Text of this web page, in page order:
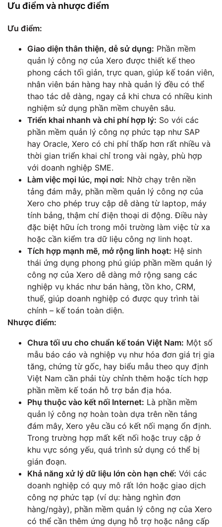
Ưu điểm và nhược điểm
Ưu điểm:
Giao diện thân thiện, dễ sử dụng: Phần mềm
quản lý công nợ của Xero được thiết kế theo
phong cách tối giản, trực quan, giúp kế toán viên,
nhân viên bán hàng hay nhà quản lý đều có thể
thao tác dễ dàng, ngay cả khi chưa có nhiều kinh
nghiệm sử dụng phần mềm chuyên sâu.
Triển khai nhanh và chi phí hợp lý: So với các
phần mềm quản lý công nợ phức tạp như SAP
hay Oracle, Xero có chi phí thấp hơn rất nhiều và
thời gian triển khai chỉ trong vài ngày, phù hợp
với doanh nghiệp SME.
Làm việc mọi lúc, mọi nơi: Nhờ chạy trên nền
tảng đám mây, phần mềm quản lý công nợ của
Xero cho phép truy cập dễ dàng từ laptop, máy
tính bảng, thậm chí điện thoại di động. Điều này
đặc biệt hữu ích trong môi trường làm việc từ xa
hoặc cần kiểm tra dữ liệu công nợ linh hoạt.
Tích hợp mạnh mẽ, mở rộng linh hoạt: Hệ sinh
thái ứng dụng phong phú giúp phần mềm quản lý
công nợ của Xero dễ dàng mở rộng sang các
nghiệp vụ khác như bán hàng, tồn kho, CRM,
thuế, giúp doanh nghiệp có được quy trình tài
chính – kế toán toàn diện.
Nhược điểm:
Chưa tối ưu cho chuẩn kế toán Việt Nam: Một số
mẫu báo cáo và nghiệp vụ như hóa đơn giá trị gia
tăng, chứng từ gốc, hay biểu mẫu theo quy định
Việt Nam cần phải tùy chỉnh thêm hoặc tích hợp
phần mềm kế toán hỗ trợ bản địa hóa.
Phụ thuộc vào kết nối Internet: Là phần mềm
quản lý công nợ hoàn toàn dựa trên nền tảng
đám mây, Xero yêu cầu có kết nối mạng ổn định.
Trong trường hợp mất kết nối hoặc truy cập ở
khu vực sóng yếu, quá trình sử dụng có thể bị
gián đoạn.
Khả năng xử lý dữ liệu lớn còn hạn chế: Với các
doanh nghiệp có quy mô rất lớn hoặc giao dịch
công nợ phức tạp (ví dụ: hàng nghìn đơn
hàng/ngày), phần mềm quản lý công nợ của Xero
có thể cần thêm ứng dụng hỗ trợ hoặc nâng cấp